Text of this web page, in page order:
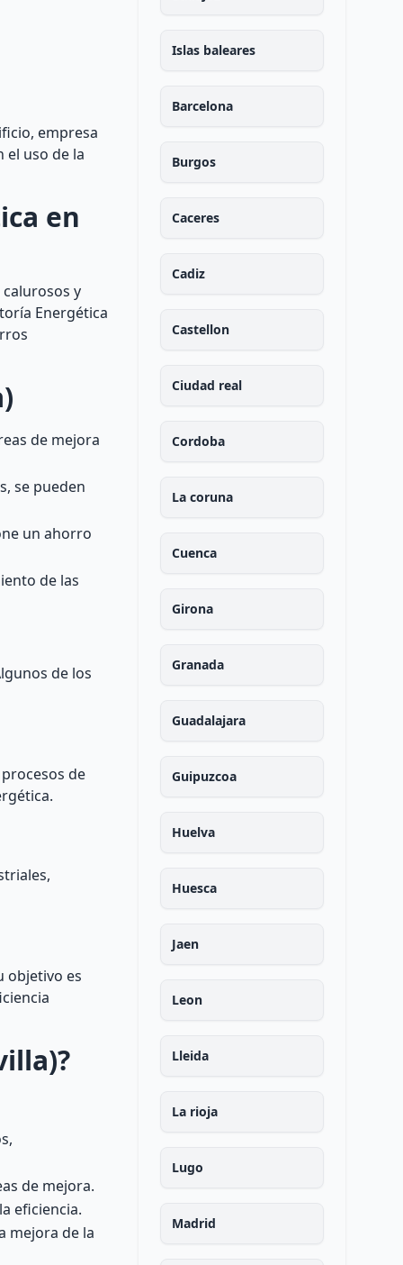
empresa
uso de la
en
y
Energética
de mejora
se pueden
un ahorro
de las
de los
de
objetivo es
de mejora.
eficiencia.
mejora de la
Islas baleares
Barcelona
Burgos
Caceres
Cadiz
Castellon
Ciudad real
Cordoba
La coruna
Cuenca
Girona
Granada
Guadalajara
Guipuzcoa
Huelva
Huesca
Jaen
Leon
Lleida
La rioja
Lugo
Madrid